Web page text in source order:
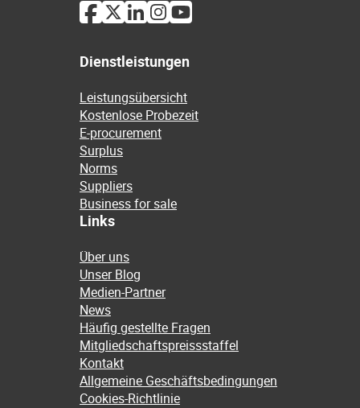
Dienstleistungen
Leistungsübersicht
Kostenlose Probezeit
E-procurement
Surplus
Norms
Suppliers
Business for sale
Links
Über uns
Unser Blog
Medien-Partner
News
Häufig gestellte Fragen
Mitgliedschaftspreissstaffel
Kontakt
Allgemeine Geschäftsbedingungen
Cookies-Richtlinie